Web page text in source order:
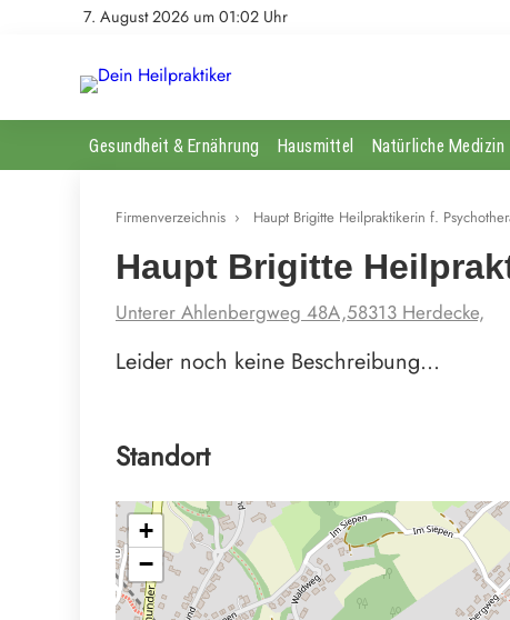
7. August 2026 um 01:02 Uhr
Gesundheit & Ernährung Hausmittel Natürliche Medizin
Firmenverzeichnis › Haupt Brigitte Heilpraktikerin f.
Haupt Brigitte
Unterer Ahlenbergweg 48A,58313 Herdecke,
Leider noch keine Beschreibung…
Standort
+
−